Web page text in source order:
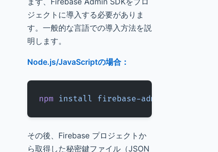
ジェクトに導入する必要がありま
す。一般的な言語での導入方法を説
明します。
Node.js/JavaScriptの場合：
npm install firebase-admin
その後、Firebase プロジェクトか
ら取得した秘密鍵ファイル（JSON